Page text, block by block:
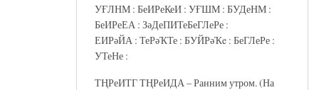
УҒЛНМ : БеИРеКеИ : УҒШМ : БУДеНМ :
БеИРеЕА : ЗәДеПИТеБеГЛеРе :
ЕИРәЙА : ТеРәҠТе : БУЙРәҠe : БеГЛеРе :
УТеНе :
ТҢРеИТГ ТҢРеИДА – Ранним утром. (На